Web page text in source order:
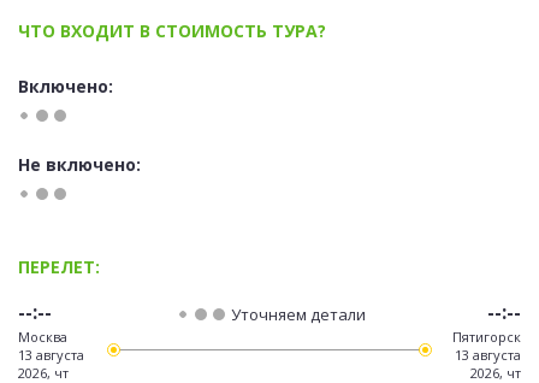
ЧТО ВХОДИТ В СТОИМОСТЬ ТУРА?
Включено:
Не включено:
ПЕРЕЛЕТ:
--:--
Москва
13 августа
2026, чт
Уточняем детали --:--
Пятигорск
13 августа
2026, чт